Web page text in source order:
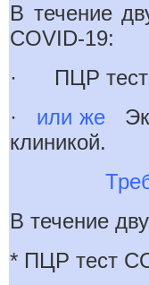
В течение
COVID-19:
· ПЦР тест
· или же
клиникой.
В течение
* ПЦР тест